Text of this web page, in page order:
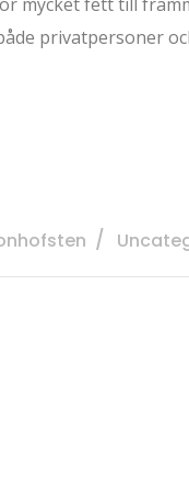
privatpersoner